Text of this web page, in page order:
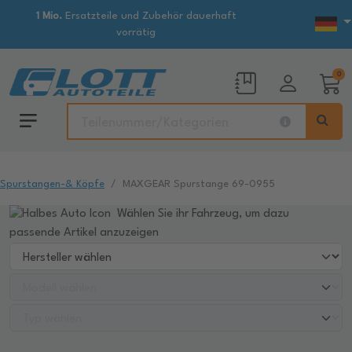
1 Mio.Ersatzteile und Zubehör dauerhaft
vorrätig
0
Spurstangen-& Köpfe MAXGEAR Spurstange 69-0955
Wählen Sie ihr Fahrzeug, um dazu
passende Artikel anzuzeigen